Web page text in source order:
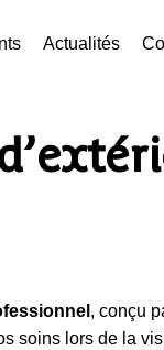
Actualités
, conçu
soins lors de la